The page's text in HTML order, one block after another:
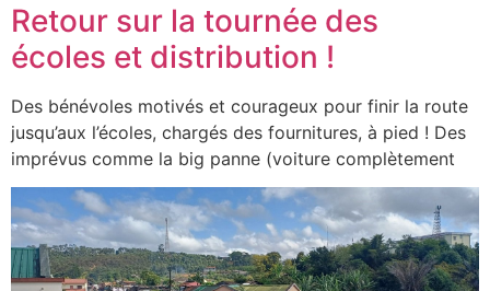
Retour sur la tournée des
écoles et distribution !
Des bénévoles motivés et courageux pour finir la route
jusqu’aux l’écoles, chargés des fournitures, à pied ! Des
imprévus comme la big panne (voiture complètement